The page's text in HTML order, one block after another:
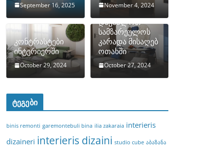
September 16, 2025 November 4, 2024
კონტრასტები
ინტერიერში
October 29, 2024
როგორ
დავმალოთ
სამზარეულოს
კარადა მისაღებ
ოთახში
October 27, 2024
ტეგები
binis remonti garemontebuli bina ilia zakaraia interieris
dizaineri interieris dizaini studio cube აბაზანა